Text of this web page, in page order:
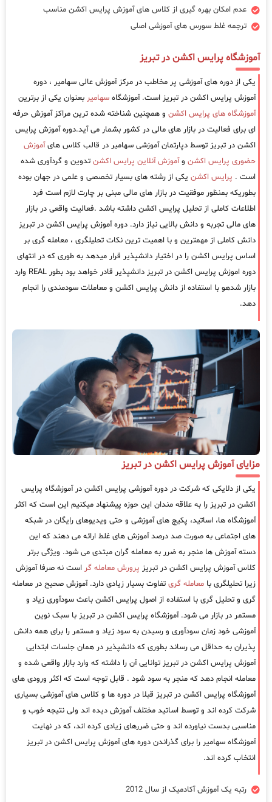
عدم امکان بهره گیری از کلاس های آموزش پرایس اکشن مناسب
ترجمه غلط سورس های آموزشی اصلی
آموزشگاه پرایس اکشن در تبریز
یکی از دوره های آموزشی پر مخاطب در مرکز آموزش عالی سهامیر ، دوره
آموزش پرایس اکشن در تبریز است. آموزشگاه سهامیر بعنوان یکی از برترین
آموزشگاه های پرایس اکشن و همچنین شناخته شده ترین مراکز آموزش حرفه
ای برای فعالیت در بازار های مالی در کشور بشمار می آید.دوره آموزش پرایس
اکشن در تبریز توسط دپارتمان آموزشی سهامیر در قالب کلاس هایآموزش
حضوری پرایس اکشن وآموزش آنلاین پرایس اکشن تدوین و گردآوری شده
است . پرایس اکشن یکی از رشته های بسیار تخصصی و علمی در جهان بوده
بطوریکه بمنظور موفقیت در بازار های مالی مبنی بر چارت لازم است فرد
اطلاعات کاملی از تحلیل پرایس اکشن داشته باشد .فعالیت واقعی در بازار
های مالی تجربه و دانش بالایی نیاز دارد. دوره آموزش پرایس اکشن در تبریز
دانش کاملی از مهمترین و با اهمیت ترین نکات تحلیلگری ، معامله گری بر
اساس پرایس اکشن را در اختیار دانشپذیر قرار میدهد به طوری که در انتهای
دوره اموزش پرایس اکشن در تبریز دانشپذیر قادر خواهد بود بطور REAL وارد
بازار شدهو با استفاده از دانش پرایس اکشن و معاملات سودمندی را انجام
دهد.
مزایای آموزش پرایس اکشن در تبریز
یکی از دلایکی که شرکت در دوره آموزشی پرایس اکشن در آموزشگاه پرایس
اکشن در تبریز را به علاقه مندان این حوزه پیشنهاد میکنیم این است که اکثر
آموزشگاه ها، اساتید، پکیج های آموزشی و حتی ویدیوهای رایگان در شبکه
های اجتماعی به صورت صد درصد آموزش های غلط ارائه می دهند که این
دسته آموزش ها منجر به ضرر به معامله گران مبتدی می شود. ویژگی برتر
کلاس آموزش پرایس اکشن در تبریز پرورش معامله گر است نه صرفا آموزش
زیرا تحلیلگری با معامله گری تفاوت بسیار زیادی دارد. آموزش صحیح در معامله
گری و تحلیل گری با استفاده از اصول پرایس اکشن باعث سودآوری زیاد و
مستمر در بازار می شود. آموزشگاه پرایس اکشن در تبریز با سبک نوین
آموزشی خود زمان سودآوری و رسیدن به سود زیاد و مستمر را برای همه دانش
پذیران به حداقل می رساند بطوری که دانشپذیر در همان جلسات ابتدایی
آموزش پرایس اکشن در تبریز توانایی آن را داشته که وارد بازار واقعی شده و
معامله انجام دهد که منجر به سود شود . قابل توجه است که اکثر ورودی های
آموزشگاه پرایس اکشن در تبریز قبلا در دوره ها و کلاس های آموزشی بسیاری
شرکت کرده اند و توسط اساتید مختلف آموزش دیده اند ولی نتیجه خوب و
مناسبی بدست نیاورده اند و حتی ضررهای زیادی کرده اند، که در نهایت
آموزشگاه سهامیر را برای گذراندن دوره های آموزش پرایس اکشن در تبریز
انتخاب کرده اند.
رتبه یک آموزش آکادمیک از سال 2012